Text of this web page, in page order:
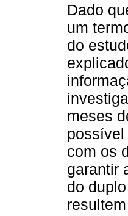
Dado
um
do
meses
possível
com os
garantir
do